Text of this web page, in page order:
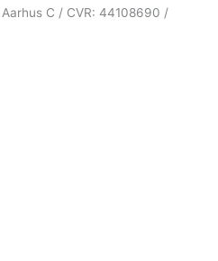
C / CVR: 44108690 /